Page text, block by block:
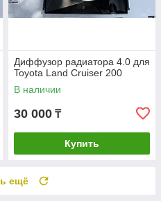
Диффузор радиатора 4.0 для
Toyota Land Cruiser 200
В наличии
30 000 ₸
Купить
ещё